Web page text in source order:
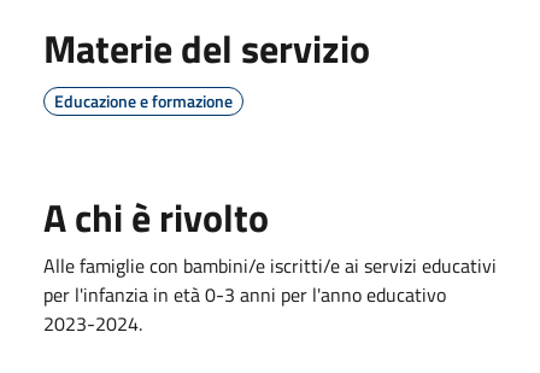
Materie del servizio
Educazione e formazione
A chi è rivolto
Alle famiglie con bambini/e iscritti/e ai servizi educativi
per l'infanzia in età 0-3 anni per l'anno educativo
2023-2024.